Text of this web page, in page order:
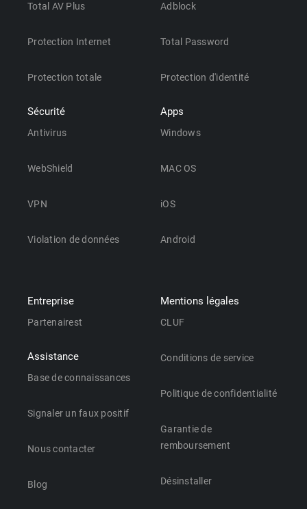
Total AV Plus
Protection Internet
Protection totale
Sécurité
Antivirus
WebShield
VPN
Violation de données
Adblock
Total Password
Protection d'identité
Apps
Windows
MAC OS
iOS
Android
Entreprise
Partenairest
Assistance
Base de connaissances
Signaler un faux positif
Nous contacter
Blog
Mentions légales
CLUF
Conditions de service
Politique de confidentialité
Garantie de
remboursement
Désinstaller